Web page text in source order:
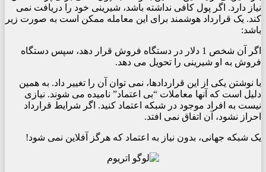
نیاز دارد. اگر پول کافی نداشته باشد، شیرینی خود را دریافت نمی
کند. یک قرارداد هوشمند برای این معامله ممکن است به صورت زیر
باشد:
اگر آن شخص 1 دلار در دستگاه فروش قرار دهد، سپس دستگاه
فروش به او شیرینی را تحویل می دهد.
با نوشتن یکی از این قراردادها، نمی توان آن را تغییر داد. به همین
دلیل است که آنها معاملات “بی اعتماد” نامیده می شوند. نیازی
نیست به افراد موجود در شبکه اعتماد کنید. اگر شرایط قرارداد
احراز نشود، آن اتفاق نمی افتد.
یک شبکه جهانی، بدون نیاز به اعتماد که هرگز آفلاین نمی شود!